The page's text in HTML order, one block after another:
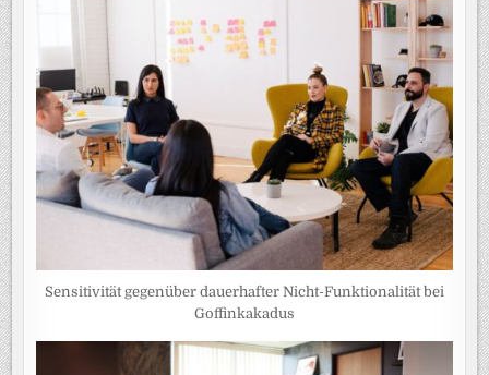
Sensitivität gegenüber dauerhafter Nicht-Funktionalität bei
Goffinkakadus